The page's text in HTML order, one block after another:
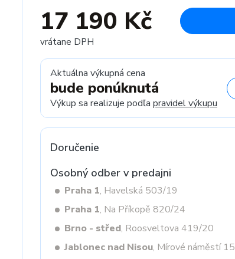
17 190 Kč
vrátane DPH
Aktuálna výkupná cena
bude ponúknutá
Výkup sa realizuje podľa pravidel výkupu
Doručenie
Osobný odber v predajni
Praha 1, Havelská 503/19
Praha 1, Na Příkopě 820/24
Brno - střed, Roosveltova 419/20
Jablonec nad Nisou, Mírové náměstí 15